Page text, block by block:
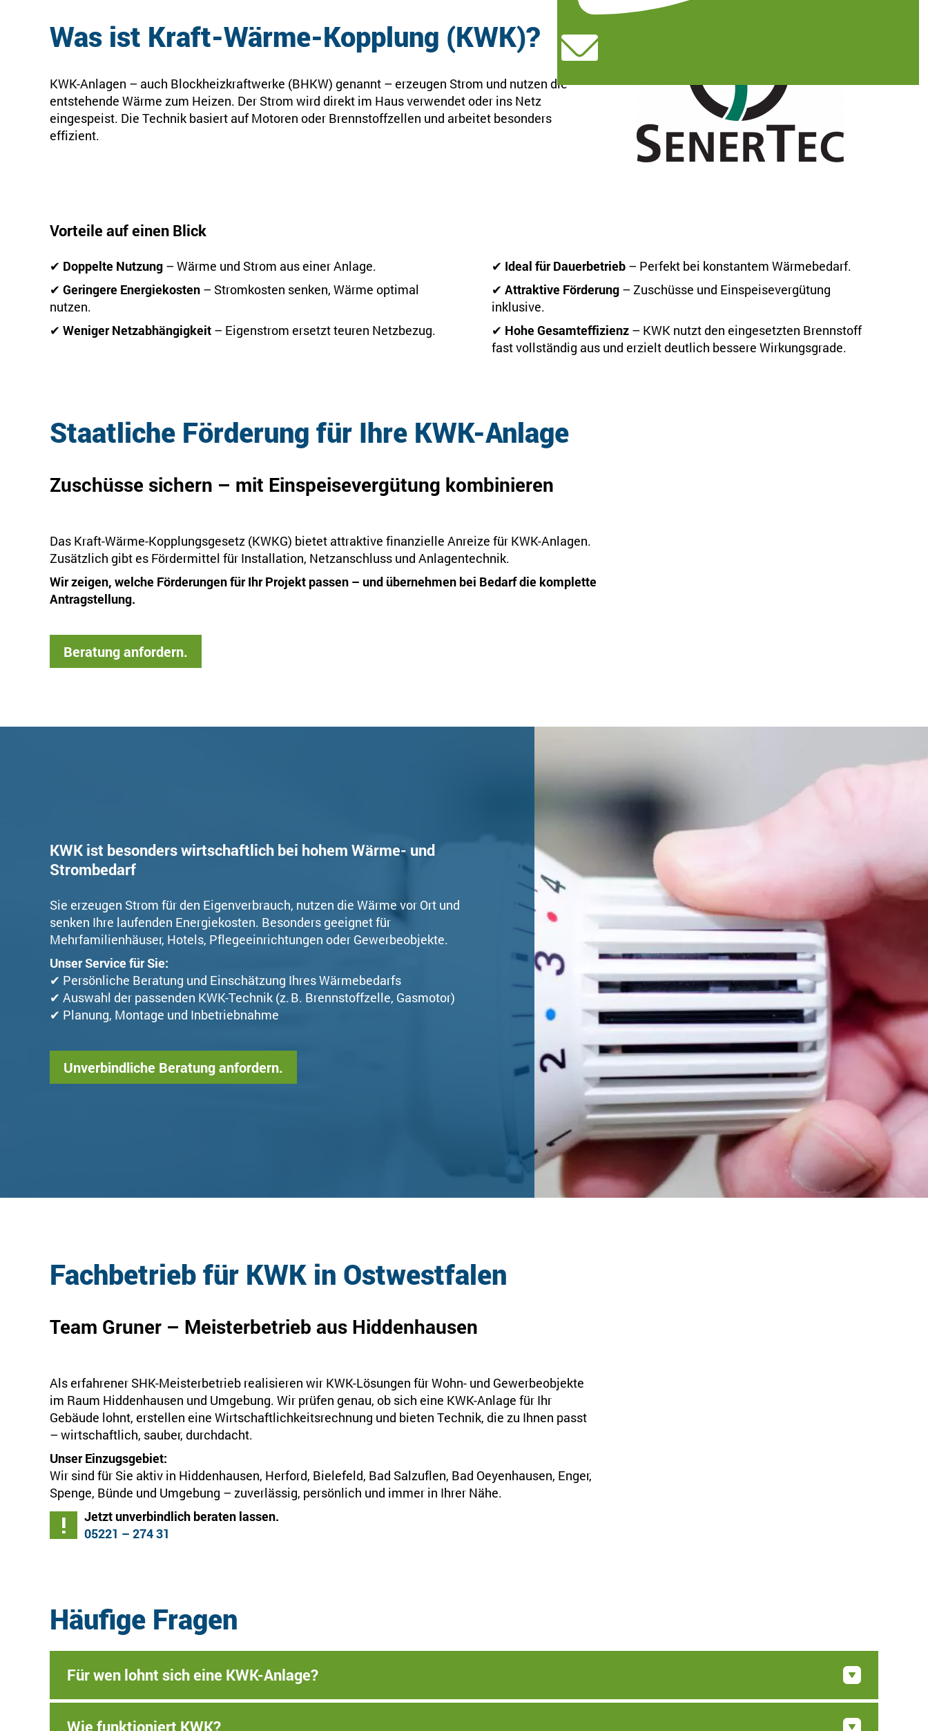
Was ist Kraft-Wärme-Kopplung (KWK)?
KWK-Anlagen – auch Blockheizkraftwerke (BHKW) genannt – erzeugen Strom und nutzen die
entstehende Wärme zum Heizen. Der Strom wird direkt im Haus verwendet oder ins Netz
eingespeist. Die Technik basiert auf Motoren oder Brennstoffzellen und arbeitet besonders
effizient.
Vorteile auf einen Blick
✔ Doppelte Nutzung – Wärme und Strom aus einer Anlage.
✔ Geringere Energiekosten – Stromkosten senken, Wärme optimal
nutzen.
✔ Weniger Netzabhängigkeit – Eigenstrom ersetzt teuren Netzbezug.
✔ Ideal für Dauerbetrieb – Perfekt bei konstantem Wärmebedarf.
✔ Attraktive Förderung – Zuschüsse und Einspeisevergütung
inklusive.
✔ Hohe Gesamteffizienz – KWK nutzt den eingesetzten Brennstoff
fast vollständig aus und erzielt deutlich bessere Wirkungsgrade.
Staatliche Förderung für Ihre KWK-Anlage
Zuschüsse sichern – mit Einspeisevergütung kombinieren
Das Kraft-Wärme-Kopplungsgesetz (KWKG) bietet attraktive finanzielle Anreize für KWK-Anlagen.
Zusätzlich gibt es Fördermittel für Installation, Netzanschluss und Anlagentechnik.
Wir zeigen, welche Förderungen für Ihr Projekt passen – und übernehmen bei Bedarf die komplette
Antragstellung.
Beratung anfordern.
KWK ist besonders wirtschaftlich bei hohem Wärme- und
Strombedarf
Sie erzeugen Strom für den Eigenverbrauch, nutzen die Wärme vor Ort und
senken Ihre laufenden Energiekosten. Besonders geeignet für
Mehrfamilienhäuser, Hotels, Pflegeeinrichtungen oder Gewerbeobjekte.
Unser Service für Sie:
✔ Persönliche Beratung und Einschätzung Ihres Wärmebedarfs
✔ Auswahl der passenden KWK-Technik (z. B. Brennstoffzelle, Gasmotor)
✔ Planung, Montage und Inbetriebnahme
Unverbindliche Beratung anfordern.
Fachbetrieb für KWK in Ostwestfalen
Team Gruner – Meisterbetrieb aus Hiddenhausen
Als erfahrener SHK-Meisterbetrieb realisieren wir KWK-Lösungen für Wohn- und Gewerbeobjekte
im Raum Hiddenhausen und Umgebung. Wir prüfen genau, ob sich eine KWK-Anlage für Ihr
Gebäude lohnt, erstellen eine Wirtschaftlichkeitsrechnung und bieten Technik, die zu Ihnen passt
– wirtschaftlich, sauber, durchdacht.
Unser Einzugsgebiet:
Wir sind für Sie aktiv in Hiddenhausen, Herford, Bielefeld, Bad Salzuflen, Bad Oeyenhausen, Enger,
Spenge, Bünde und Umgebung – zuverlässig, persönlich und immer in Ihrer Nähe.
Jetzt unverbindlich beraten lassen.
05221 – 274 31
Häufige Fragen
Für wen lohnt sich eine KWK-Anlage?
Wie funktioniert KWK?